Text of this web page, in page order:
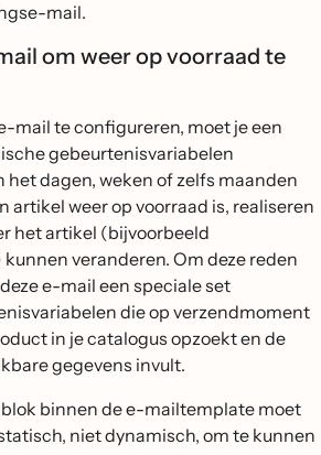
mail.
om weer op voorraad te
mail te configureren, moet je een
gebeurtenisvariabelen
het dagen, weken of zelfs maanden
artikel weer op voorraad is, realiseren
het artikel (bijvoorbeeld
veranderen. Om deze reden
e-mail een speciale set
die op verzendmoment
in je catalogus opzoekt en de
gegevens invult.
binnen de e-mailtemplate moet
niet dynamisch, om te kunnen